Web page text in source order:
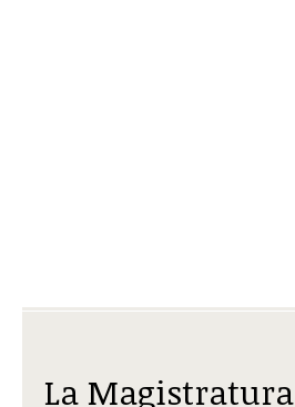
La Magistratura